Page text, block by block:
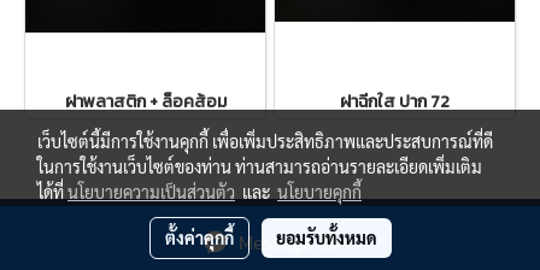
Message Us
ฝาพลาสติก + ล็อคส้อม ฝาฉีกใส ปาก 72
© Copyright 2019 All Rights Reserved.
เว็บไซต์นี้มีการใช้งานคุกกี้ เพื่อเพิ่มประสิทธิภาพและประสบการณ์ที่ดี
ในการใช้งานเว็บไซต์ของท่าน ท่านสามารถอ่านรายละเอียดเพิ่มเติม
ได้ที่นโยบายความเป็นส่วนตัว และ นโยบายคุกกี้
ตั้งค่าคุกกี้ ยอมรับทั้งหมด